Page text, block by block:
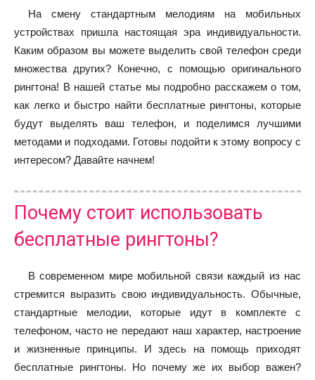
На смену стандартным мелодиям на мобильных
устройствах пришла настоящая эра индивидуальности.
Каким образом вы можете выделить свой телефон среди
множества других? Конечно, с помощью оригинального
рингтона! В нашей статье мы подробно расскажем о том,
как легко и быстро найти бесплатные рингтоны, которые
будут выделять ваш телефон, и поделимся лучшими
методами и подходами. Готовы подойти к этому вопросу с
интересом? Давайте начнем!
Почему стоит использовать
бесплатные рингтоны?
В современном мире мобильной связи каждый из нас
стремится выразить свою индивидуальность. Обычные,
стандартные мелодии, которые идут в комплекте с
телефоном, часто не передают наш характер, настроение
и жизненные принципы. И здесь на помощь приходят
бесплатные рингтоны. Но почему же их выбор важен?